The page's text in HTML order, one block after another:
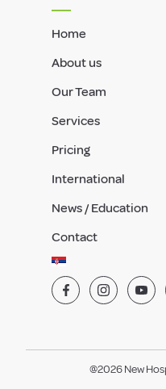
Home
About us
Our Team
Services
Pricing
International
News / Education
Contact
@2026 New